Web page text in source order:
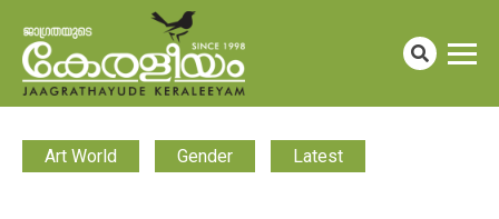
Art World Gender Latest